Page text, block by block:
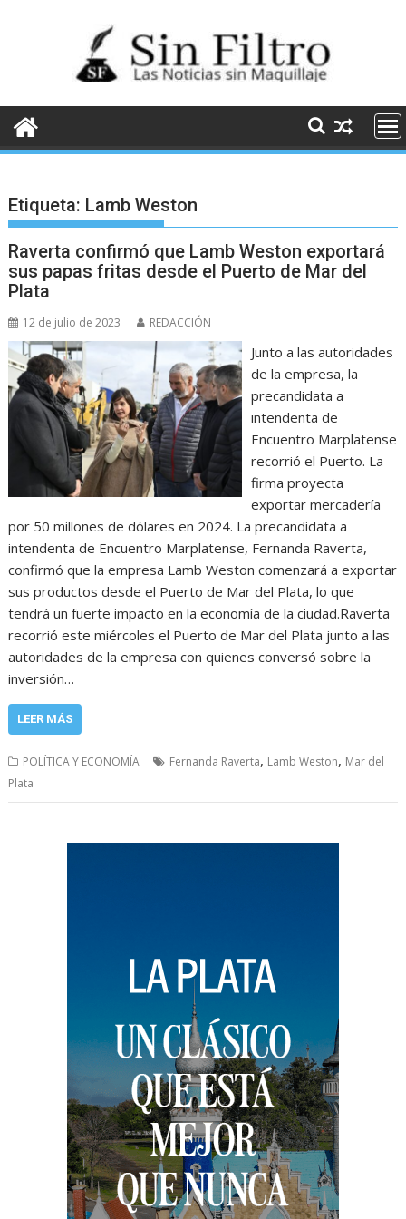
Etiqueta: Lamb Weston
Raverta confirmó que Lamb Weston exportará
sus papas fritas desde el Puerto de Mar del
Plata
12 de julio de 2023 REDACCIÓN
Junto a las autoridades
de la empresa, la
precandidata a
intendenta de
Encuentro Marplatense
recorrió el Puerto. La
firma proyecta
exportar mercadería
por 50 millones de dólares en 2024. La precandidata a
intendenta de Encuentro Marplatense, Fernanda Raverta,
confirmó que la empresa Lamb Weston comenzará a exportar
sus productos desde el Puerto de Mar del Plata, lo que
tendrá un fuerte impacto en la economía de la ciudad.Raverta
recorrió este miércoles el Puerto de Mar del Plata junto a las
autoridades de la empresa con quienes conversó sobre la
inversión…
LEER MÁS
POLÍTICA Y ECONOMÍA Fernanda Raverta, Lamb Weston, Mar del
Plata